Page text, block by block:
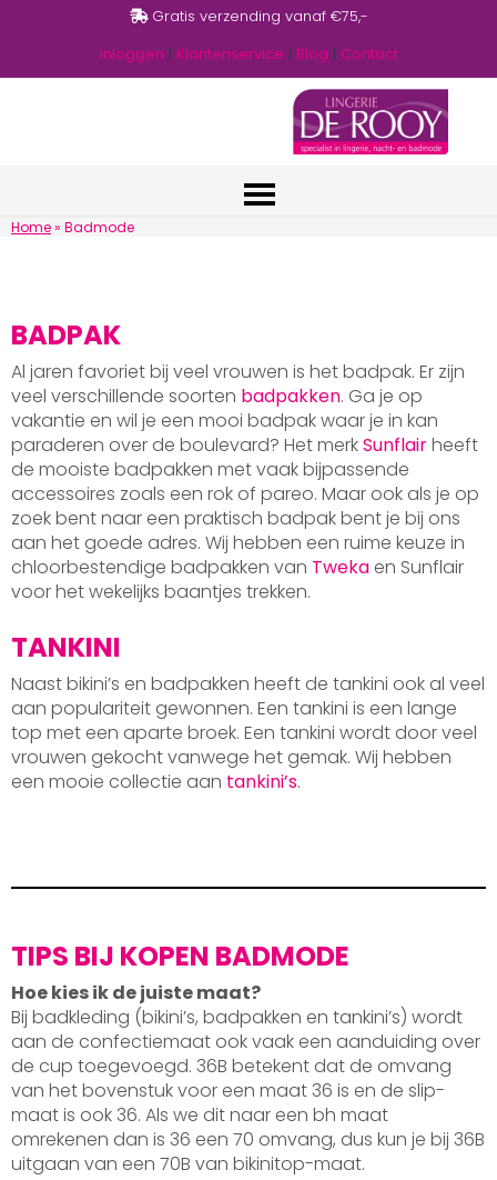
Gratis verzending vanaf €75,-
Inloggen | Klantenservice | Blog | Contact
Home» Badmode
BADPAK
Al jaren favoriet bij veel vrouwen is het badpak. Er zijn
veel verschillende soorten badpakken. Ga je op
vakantie en wil je een mooi badpak waar je in kan
paraderen over de boulevard? Het merkSunflairheeft
de mooiste badpakken met vaak bijpassende
accessoires zoals een rok of pareo. Maar ook als je op
zoek bent naar een praktisch badpak bent je bij ons
aan het goede adres. Wij hebben een ruime keuze in
chloorbestendige badpakken van Tweka en Sunflair
voor het wekelijks baantjes trekken.
TANKINI
Naast bikini’s en badpakken heeft de tankini ook al veel
aan populariteit gewonnen. Een tankini is een lange
top met een aparte broek. Een tankini wordt door veel
vrouwen gekocht vanwege het gemak. Wij hebben
een mooie collectie aan tankini’s.
TIPS BIJ KOPEN BADMODE
Hoe kies ik de juiste maat?
Bij badkleding (bikini’s, badpakken en tankini’s) wordt
aan de confectiemaat ook vaak een aanduiding over
de cup toegevoegd. 36B betekent dat de omvang
van het bovenstuk voor een maat 36 is en de slip-
maat is ook 36. Als we dit naar een bh maat
omrekenen dan is 36 een 70 omvang, dus kun je bij 36B
uitgaan van een 70B van bikinitop-maat.